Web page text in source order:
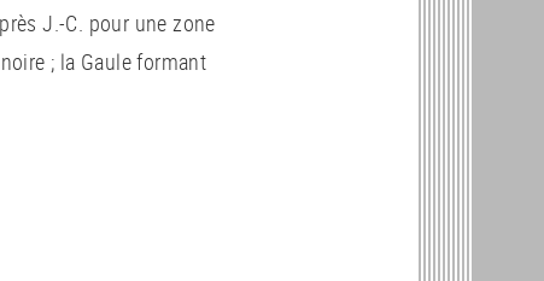
J.-C. pour une zone
; la Gaule formant